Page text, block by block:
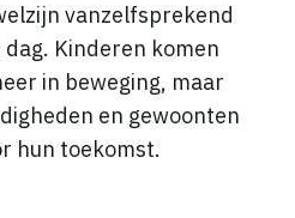
vanzelfsprekend
Kinderen komen
in beweging, maar
en gewoonten
hun toekomst.